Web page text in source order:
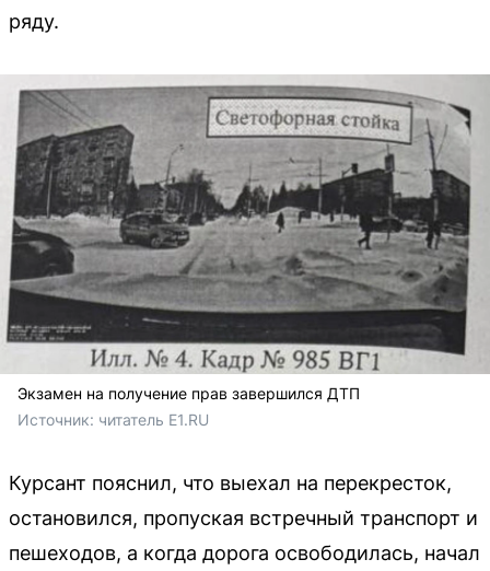
ряду.
Экзамен на получение прав завершился ДТП
Источник: читатель E1.RU
Курсант пояснил, что выехал на перекресток,
остановился, пропуская встречный транспорт и
пешеходов, а когда дорога освободилась, начал